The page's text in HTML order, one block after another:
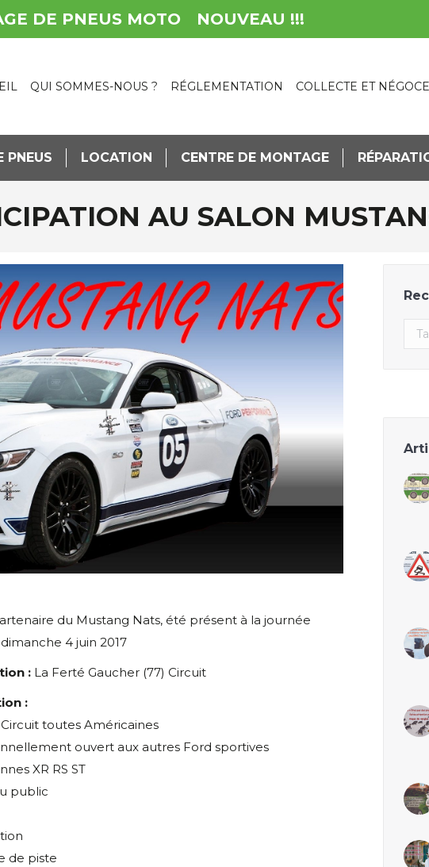
DE PNEUS MOTO NOUVEAU !!!
QUI SOMMES-NOUS ? RÉGLEMENTATION COLLECTE ET NÉGOCE
PNEUS LOCATION CENTRE DE MONTAGE
AU SALON
du Mustang Nats, été présent à la journée
4 juin 2017
: La Ferté Gaucher (77) Circuit
:
toutes Américaines
ouvert aux autres Ford sportives
XR RS ST
public
de piste
: